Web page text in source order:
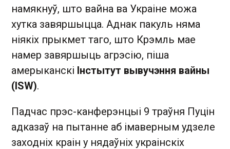
намякнуў, што вайна ва Украіне можа
хутка завяршыцца. Аднак пакуль няма
ніякіх прыкмет таго, што Крэмль мае
намер завяршыць агрэсію, піша
амерыканскі Інстытут вывучэння вайны
(ISW).
Падчас прэс-канферэнцыі 9 траўня Пуцін
адказаў на пытанне аб імаверным удзеле
заходніх краін у нядаўніх украінскіх